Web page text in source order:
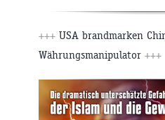
+++ USA brandmarken
Währungsmanipulator +++